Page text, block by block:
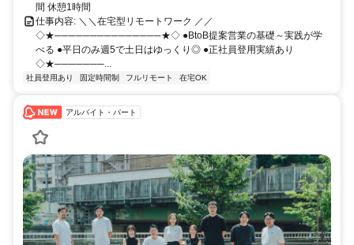
間 休憩1時間
仕事内容: ＼＼在宅型リモートワーク ／／
◇★───────────────★◇ ●BtoB提案営業の基礎～実践が学
べる ●平日のみ週5で土日はゆっくり◎ ●正社員登用実績あり
◇★───────...
社員登用あり 固定時間制 フルリモート 在宅OK
アルバイト・パート